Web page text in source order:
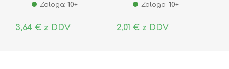
Zaloga: 10+
3,64 € z DDV
Zaloga: 10+
2,01 € z DDV